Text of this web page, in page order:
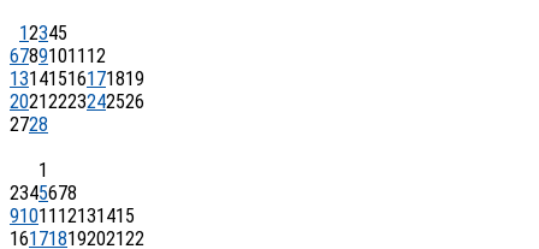
12345
6789101112
13141516171819
20212223242526
2728
1
2345678
9101112131415
16171819202122